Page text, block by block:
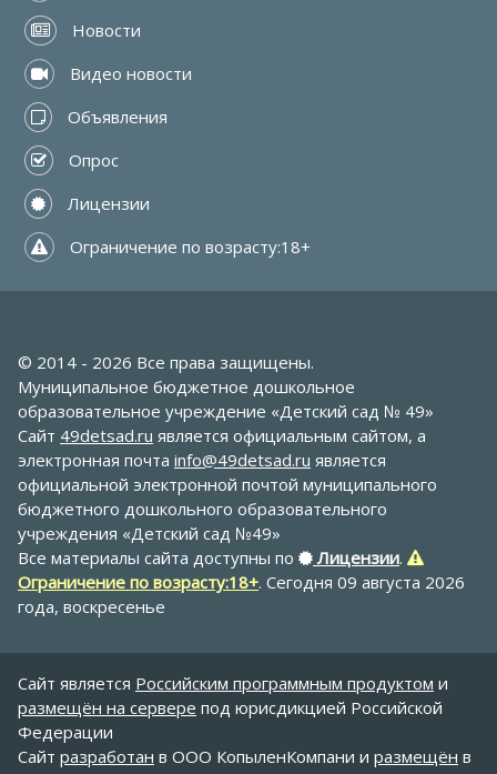
Новости
Видео новости
Объявления
Опрос
Лицензии
Ограничение по возрасту:18+
© 2014 - 2026 Все права защищены.
Муниципальное бюджетное дошкольное
образовательное учреждение «Детский сад № 49»
Сайт 49detsad.ru является официальным сайтом, а
электронная почта info@49detsad.ru является
официальной электронной почтой муниципального
бюджетного дошкольного образовательного
учреждения «Детский сад №49»
Все материалы сайта доступны по
Лицензии.
Ограничение по возрасту:18+. Сегодня 09 августа 2026
года, воскресенье
Сайт является Российским программным продуктом и
размещён на сервере под юрисдикцией Российской
Федерации
Сайт разработан в ООО КопыленКомпани и размещён в